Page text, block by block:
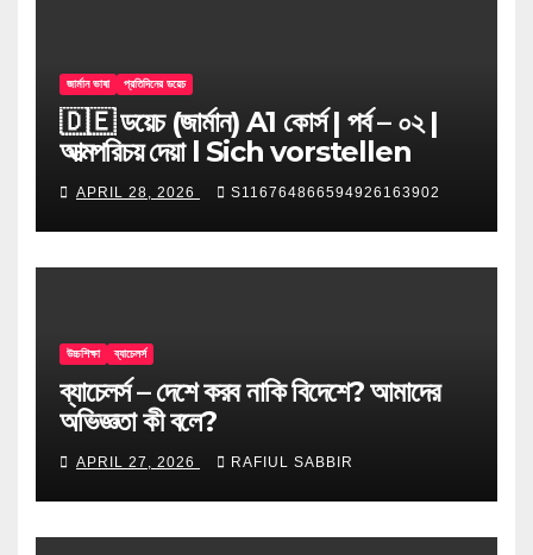
জার্মান ভাষা প্রতিদিনের ডয়েচ
🇩🇪 ডয়েচ (জার্মান) A1 কোর্স | পর্ব – ০২ |
আত্মপরিচয় দেয়া l Sich vorstellen
APRIL 28, 2026 S116764866594926163902
উচ্চশিক্ষা ব্যাচেলর্স
ব্যাচেলর্স – দেশে করব নাকি বিদেশে? আমাদের
অভিজ্ঞতা কী বলে?
APRIL 27, 2026 RAFIUL SABBIR